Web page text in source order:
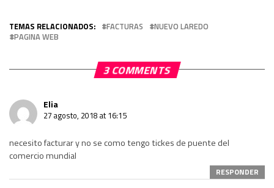
TEMAS RELACIONADOS: FACTURAS
NUEVO LAREDO
PAGINA WEB
3 COMMENTS
Elia
27 agosto, 2018 at 16:15
necesito facturar y no se como tengo tickes de puente del
comercio mundial
RESPONDER